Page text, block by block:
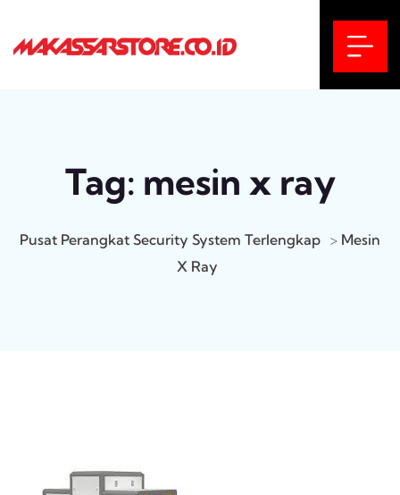
Tag: mesin x ray
Pusat Perangkat Security System Terlengkap > Mesin
X Ray